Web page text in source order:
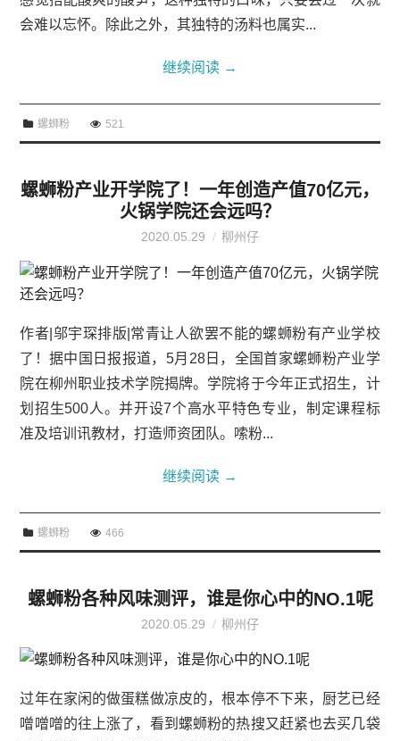
会难以忘怀。除此之外，其独特的汤料也属实...
继续阅读 →
螺蛳粉 521
螺蛳粉产业开学院了！一年创造产值70亿元，
火锅学院还会远吗？
2020.05.29 柳州仔
作者|邬宇琛排版|常青让人欲罢不能的螺蛳粉有产业学校
了！据中国日报报道，5月28日，全国首家螺蛳粉产业学
院在柳州职业技术学院揭牌。学院将于今年正式招生，计
划招生500人。并开设7个高水平特色专业，制定课程标
准及培训讯教材，打造师资团队。嗦粉...
继续阅读 →
螺蛳粉 466
螺蛳粉各种风味测评，谁是你心中的NO.1呢
2020.05.29 柳州仔
过年在家闲的做蛋糕做凉皮的，根本停不下来，厨艺已经
噌噌噌的往上涨了，看到螺蛳粉的热搜又赶紧也去买几袋